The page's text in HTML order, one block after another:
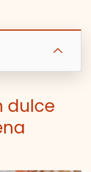
dulce